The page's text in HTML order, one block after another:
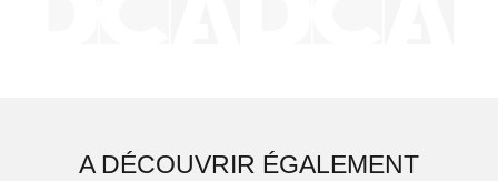
A DÉCOUVRIR ÉGALEMENT